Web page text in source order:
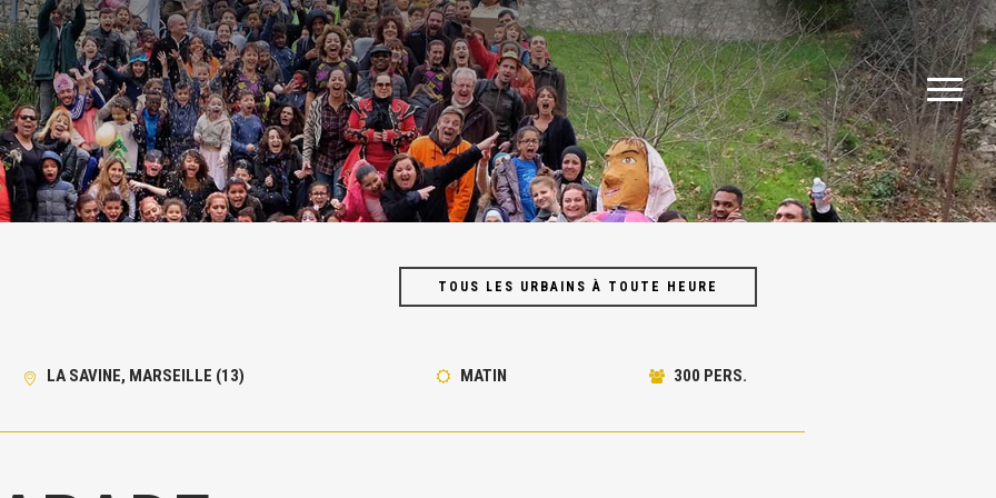
Menu
TOUS LES URBAINS À TOUTE HEURE
LA SAVINE, MARSEILLE (13) MATIN 300 PERS.
Menu